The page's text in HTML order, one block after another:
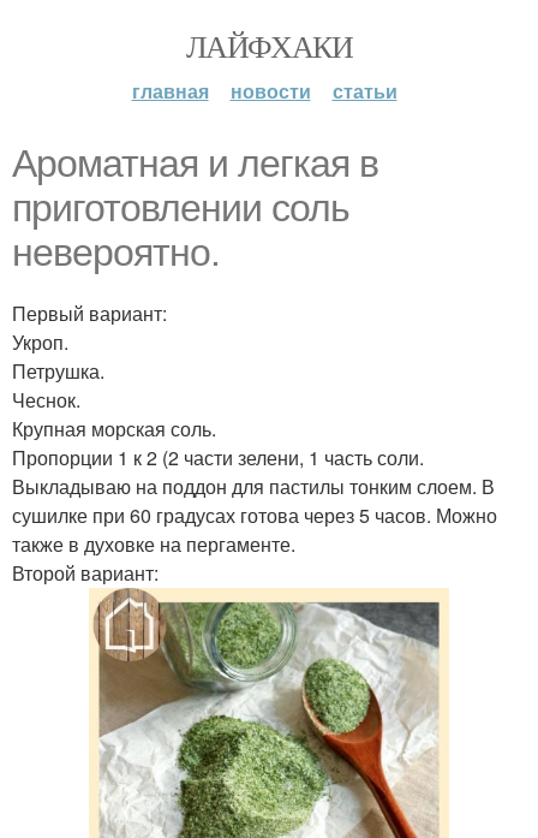
ЛАЙФХАКИ
главная новости статьи
Ароматная и легкая в
приготовлении соль
невероятно.
Первый вариант:
Укроп.
Петрушка.
Чеснок.
Крупная морская соль.
Пропорции 1 к 2 (2 части зелени, 1 часть соли.
Выкладываю на поддон для пастилы тонким слоем. В
сушилке при 60 градусах готова через 5 часов. Можно
также в духовке на пергаменте.
Второй вариант: